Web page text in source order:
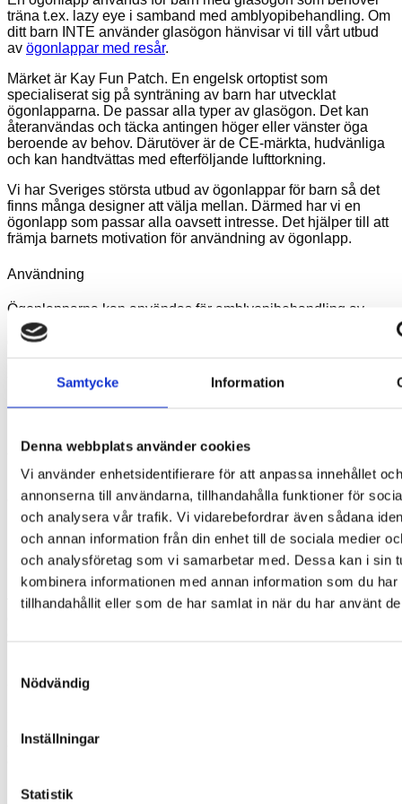
Samtycke Information
Denna webbplats använder cookies
Vi använder enhetsidentifierare för att anpassa innehållet och
annonserna till användarna, tillhandahålla funktioner för
och analysera vår trafik. Vi vidarebefordrar även sådana
och annan information från din enhet till de sociala medier
och analysföretag som vi samarbetar med. Dessa kan i sin
kombinera informationen med annan information som du har
tillhandahållit eller som de har samlat in när du har använt
Nödvändig
Inställningar
Statistik
träna t.ex. lazy eye i samband med amblyopibehandling. Om
ditt barn INTE använder glasögon hänvisar vi till vårt utbud
av ögonlappar med resår.
Märket är Kay Fun Patch. En engelsk ortoptist som
specialiserat sig på synträning av barn har utvecklat
ögonlapparna. De passar alla typer av glasögon. Det kan
återanvändas och täcka antingen höger eller vänster öga
beroende av behov. Därutöver är de CE-märkta, hudvänliga
och kan handtvättas med efterföljande lufttorkning.
Vi har Sveriges största utbud av ögonlappar för barn så det
finns många designer att välja mellan. Därmed har vi en
ögonlapp som passar alla oavsett intresse. Det hjälper till att
främja barnets motivation för användning av ögonlapp.
Användning
Ögonlapparna kan användas för amblyopibehandling av
barn som bär glasögon. De placeras på insidan av
glasögonen. Detta har fördelen att glasögonen hjälper till att
ska tränga in via sidorna när ögonlappen sitter mot huden.
Ögonlappen kan användas som ett alternativ eller
exempelvis irriterad hud.
Får endast användas efter avtal med ortoptist eller
ögonläkare.
Formen
Ögonlappen består av ett ovalt tygstycke som placeras på
insidan av glasögonen. Den snäpper igen, täcker glaset och
följer glasögonskalmen. Den placeras på insidan av
andra tätt vävda lager.
ett mönster som innebär att du vid beställning måste välja om
Instruktioner